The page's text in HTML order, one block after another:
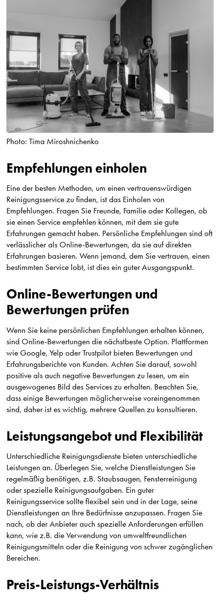
Photo: Tima Miroshnichenko
Empfehlungen einholen
Eine der besten Methoden, um einen vertrauenswürdigen
Reinigungsservice zu finden, ist das Einholen von
Empfehlungen. Fragen Sie Freunde, Familie oder Kollegen, ob
sie einen Service empfehlen können, mit dem sie gute
Erfahrungen gemacht haben. Persönliche Empfehlungen sind oft
verlässlicher als Online-Bewertungen, da sie auf direkten
Erfahrungen basieren. Wenn jemand, dem Sie vertrauen, einen
bestimmten Service lobt, ist dies ein guter Ausgangspunkt.
Online-Bewertungen und
Bewertungen prüfen
Wenn Sie keine persönlichen Empfehlungen erhalten können,
sind Online-Bewertungen die nächstbeste Option. Plattformen
wie Google, Yelp oder Trustpilot bieten Bewertungen und
Erfahrungsberichte von Kunden. Achten Sie darauf, sowohl
positive als auch negative Bewertungen zu lesen, um ein
ausgewogenes Bild des Services zu erhalten. Beachten Sie,
dass einige Bewertungen möglicherweise voreingenommen
sind, daher ist es wichtig, mehrere Quellen zu konsultieren.
Leistungsangebot und Flexibilität
Unterschiedliche Reinigungsdienste bieten unterschiedliche
Leistungen an. Überlegen Sie, welche Dienstleistungen Sie
regelmäßig benötigen, z.B. Staubsaugen, Fensterreinigung
oder spezielle Reinigungsaufgaben. Ein guter
Reinigungsservice sollte flexibel sein und in der Lage, seine
Dienstleistungen an Ihre Bedürfnisse anzupassen. Fragen Sie
nach, ob der Anbieter auch spezielle Anforderungen erfüllen
kann, wie z.B. die Verwendung von umweltfreundlichen
Reinigungsmitteln oder die Reinigung von schwer zugänglichen
Bereichen.
Preis-Leistungs-Verhältnis